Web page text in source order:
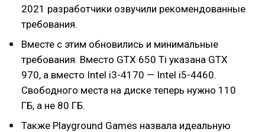
2021 разработчики озвучили рекомендованные
требования.
Вместе с этим обновились и минимальные
требования. Вместо GTX 650 Ti указана GTX
970, а вместо Intel i3-4170 — Intel i5-4460.
Свободного места на диске теперь нужно 110
ГБ, а не 80 ГБ.
Также Playground Games назвала идеальную